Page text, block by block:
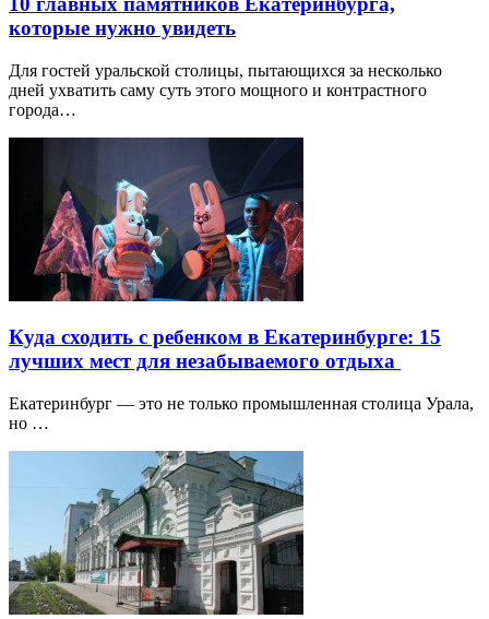
которые нужно увидеть
Для гостей уральской столицы, пытающихся за несколько
дней ухватить саму суть этого мощного и контрастного
города…
Куда сходить с ребенком в Екатеринбурге: 15
лучших мест для незабываемого отдыха
Екатеринбург — это не только промышленная столица Урала,
но …